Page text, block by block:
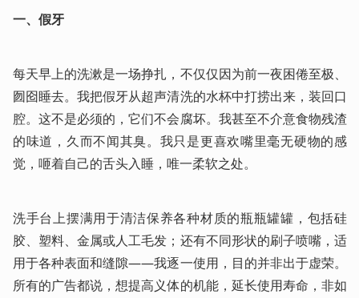
一、假牙
每天早上的洗漱是一场挣扎，不仅仅因为前一夜困倦至极、
囫囵睡去。我把假牙从超声清洗的水杯中打捞出来，装回口
腔。这不是必须的，它们不会腐坏。我甚至不介意食物残渣
的味道，久而不闻其臭。我只是更喜欢嘴里毫无硬物的感
觉，咂着自己的舌头入睡，唯一柔软之处。
洗手台上摆满用于清洁保养各种材质的瓶瓶罐罐，包括硅
胶、塑料、金属或人工毛发；还有不同形状的刷子喷嘴，适
用于各种表面和缝隙——我逐一使用，目的并非出于虚荣。
所有的广告都说，想提高义体的机能，延长使用寿命，非如